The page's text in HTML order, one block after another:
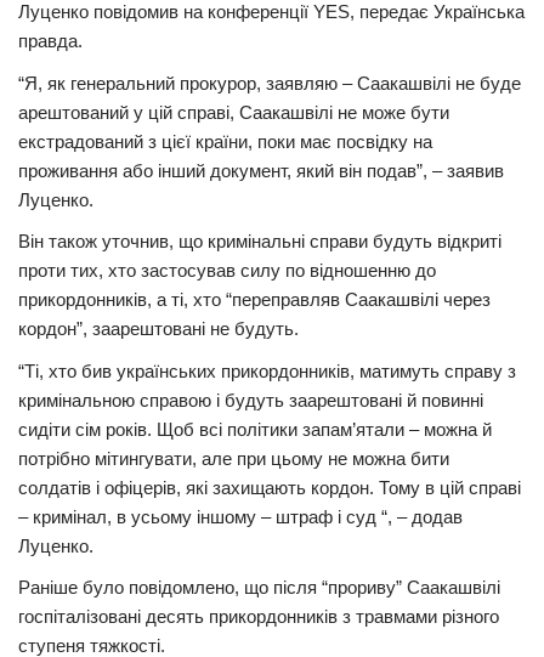
Події
Кримінал
Трагедії
Курйози
Суспільство
Культура
Шоу-біз
#Війна
Луценко повідомив на конференції YES, передає Українська
правда.
“Я, як генеральний прокурор, заявляю – Саакашвілі не буде
арештований у цій справі, Саакашвілі не може бути
екстрадований з цієї країни, поки має посвідку на
проживання або інший документ, який він подав”, – заявив
Луценко.
Він також уточнив, що кримінальні справи будуть відкриті
проти тих, хто застосував силу по відношенню до
прикордонників, а ті, хто “переправляв Саакашвілі через
кордон”, заарештовані не будуть.
“Ті, хто бив українських прикордонників, матимуть справу з
кримінальною справою і будуть заарештовані й повинні
сидіти сім років. Щоб всі політики запам’ятали – можна й
потрібно мітингувати, але при цьому не можна бити
солдатів і офіцерів, які захищають кордон. Тому в цій справі
– кримінал, в усьому іншому – штраф і суд “, – додав
Луценко.
Раніше було повідомлено, що після “прориву” Саакашвілі
госпіталізовані десять прикордонників з травмами різного
ступеня тяжкості.